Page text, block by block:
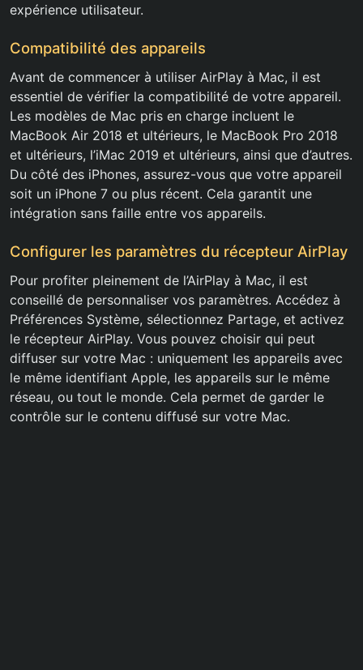
expérience utilisateur.
Compatibilité des appareils
Avant de commencer à utiliser AirPlay à Mac, il est
essentiel de vérifier la compatibilité de votre appareil.
Les modèles de Mac pris en charge incluent le
MacBook Air 2018 et ultérieurs, le MacBook Pro 2018
et ultérieurs, l’iMac 2019 et ultérieurs, ainsi que d’autres.
Du côté des iPhones, assurez-vous que votre appareil
soit un iPhone 7 ou plus récent. Cela garantit une
intégration sans faille entre vos appareils.
Configurer les paramètres du récepteur AirPlay
Pour profiter pleinement de l’AirPlay à Mac, il est
conseillé de personnaliser vos paramètres. Accédez à
Préférences Système, sélectionnez Partage, et activez
le récepteur AirPlay. Vous pouvez choisir qui peut
diffuser sur votre Mac : uniquement les appareils avec
le même identifiant Apple, les appareils sur le même
réseau, ou tout le monde. Cela permet de garder le
contrôle sur le contenu diffusé sur votre Mac.